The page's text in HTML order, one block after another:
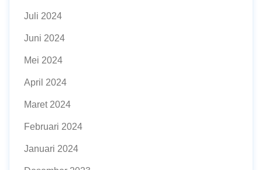
Juli 2024
Juni 2024
Mei 2024
April 2024
Maret 2024
Februari 2024
Januari 2024